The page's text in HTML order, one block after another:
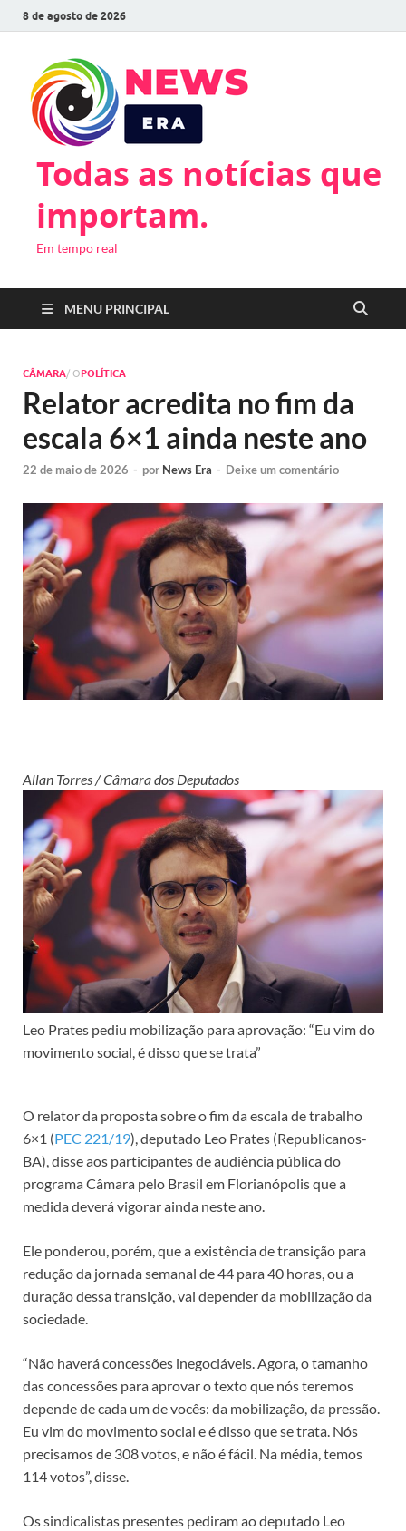
8 de agosto de 2026
Todas as notícias que
importam.
Em tempo real
MENU PRINCIPAL
CÂMARA/ OPOLÍTICA
Relator acredita no fim da
escala 6×1 ainda neste ano
22 de maio de 2026 - por News Era - Deixe um comentário
Allan Torres / Câmara dos Deputados
Leo Prates pediu mobilização para aprovação: “Eu vim do
movimento social, é disso que se trata”
O relator da proposta sobre o fim da escala de trabalho
6×1 (PEC 221/19), deputado Leo Prates (Republicanos-
BA), disse aos participantes de audiência pública do
programa Câmara pelo Brasil em Florianópolis que a
medida deverá vigorar ainda neste ano.
Ele ponderou, porém, que a existência de transição para
redução da jornada semanal de 44 para 40 horas, ou a
duração dessa transição, vai depender da mobilização da
sociedade.
“Não haverá concessões inegociáveis. Agora, o tamanho
das concessões para aprovar o texto que nós teremos
depende de cada um de vocês: da mobilização, da pressão.
Eu vim do movimento social e é disso que se trata. Nós
precisamos de 308 votos, e não é fácil. Na média, temos
114 votos”, disse.
Os sindicalistas presentes pediram ao deputado Leo